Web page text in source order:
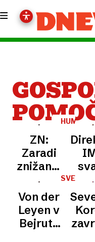
ZN:
Zaradi
znižanja
sredstev
humanitarnim
organizacijam
vsaj
milijon
da
SVET
Von der
Leyen v
Bejrutu